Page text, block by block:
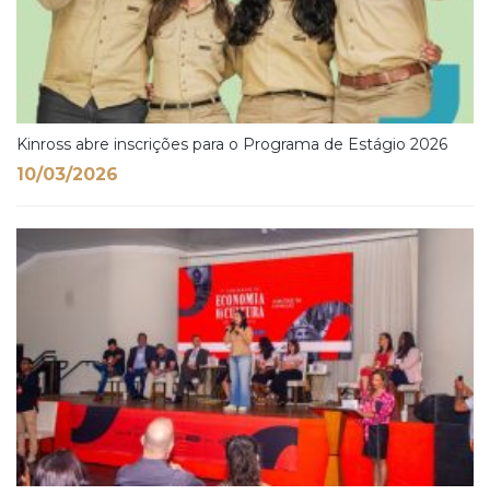
Kinross abre inscrições para o Programa de Estágio 2026
10/03/2026